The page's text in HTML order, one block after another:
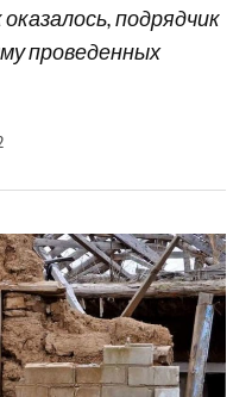
подрядчик
проведенных